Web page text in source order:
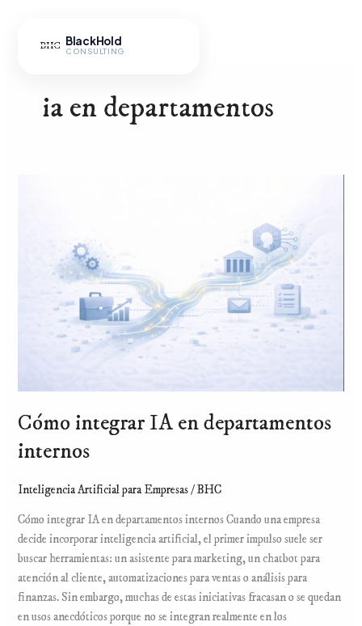
contenido
BlackHold
CONSULTING
ia en departamentos
Cómo integrar IA en departamentos
internos
Inteligencia Artificial para Empresas/BHC
Cómo integrar IA en departamentos internos Cuando una empresa
decide incorporar inteligencia artificial, el primer impulso suele ser
buscar herramientas: un asistente para marketing, un chatbot para
atención al cliente, automatizaciones para ventas o análisis para
finanzas. Sin embargo, muchas de estas iniciativas fracasan o se quedan
en usos anecdóticos porque no se integran realmente en los
departamentos